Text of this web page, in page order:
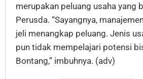
merupakan peluang usaha yang
Perusda. “Sayangnya,
jeli menangkap peluang. Jenis
pun tidak mempelajari potensi
Bontang,” imbuhnya. (adv)